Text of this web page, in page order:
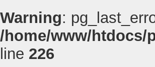
Warning:
/home/www/htdocs/
line 226